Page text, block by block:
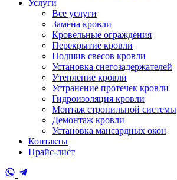
Услуги
Все услуги
Замена кровли
Кровельные ограждения
Перекрытие кровли
Подшив свесов кровли
Установка снегозадержателей
Утепление кровли
Устранение протечек кровли
Гидроизоляция кровли
Монтаж стропильной системы
Демонтаж кровли
Установка мансардных окон
Контакты
Прайс-лист